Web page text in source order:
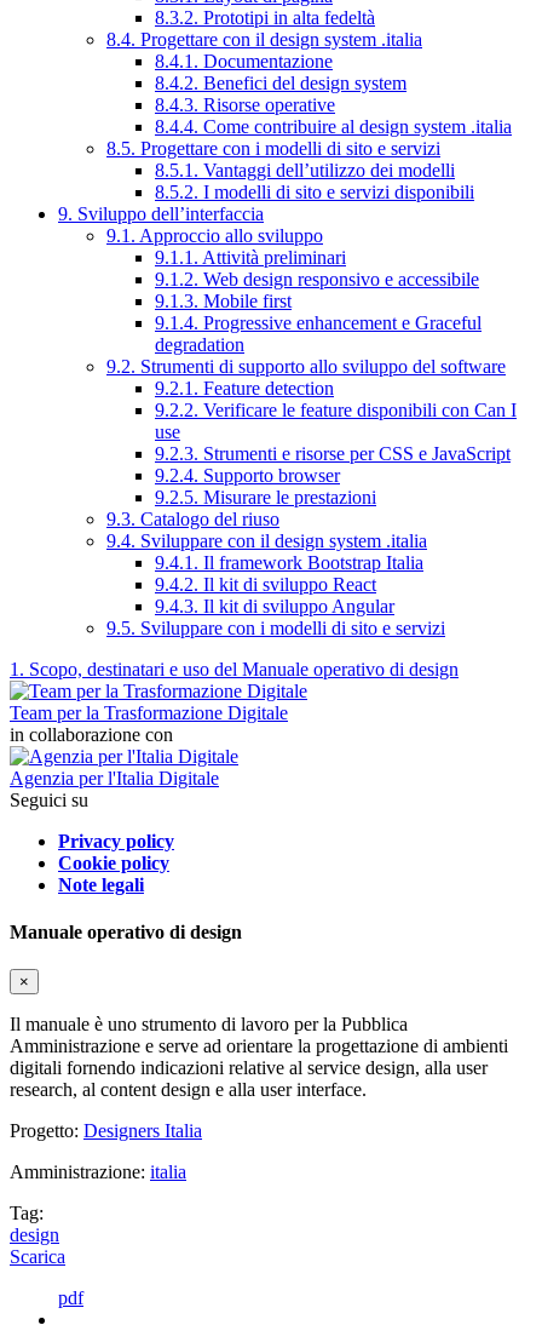
8.3.2. Prototipi in alta fedeltà
8.4. Progettare con il design system .italia
8.4.1. Documentazione
8.4.2. Benefici del design system
8.4.3. Risorse operative
8.4.4. Come contribuire al design system .italia
8.5. Progettare con i modelli di sito e servizi
8.5.1. Vantaggi dell’utilizzo dei modelli
8.5.2. I modelli di sito e servizi disponibili
9. Sviluppo dell’interfaccia
9.1. Approccio allo sviluppo
9.1.1. Attività preliminari
9.1.2. Web design responsivo e accessibile
9.1.3. Mobile first
9.1.4. Progressive enhancement e Graceful
degradation
9.2. Strumenti di supporto allo sviluppo del software
9.2.1. Feature detection
9.2.2. Verificare le feature disponibili con Can I
use
9.2.3. Strumenti e risorse per CSS e JavaScript
9.2.4. Supporto browser
9.2.5. Misurare le prestazioni
9.3. Catalogo del riuso
9.4. Sviluppare con il design system .italia
9.4.1. Il framework Bootstrap Italia
9.4.2. Il kit di sviluppo React
9.4.3. Il kit di sviluppo Angular
9.5. Sviluppare con i modelli di sito e servizi
1. Scopo, destinatari e uso del Manuale operativo di design
Team per la Trasformazione Digitale
in collaborazione con
Agenzia per l'Italia Digitale
Seguici su
Privacy policy
Cookie policy
Note legali
Manuale operativo di design
×
Il manuale è uno strumento di lavoro per la Pubblica
Amministrazione e serve ad orientare la progettazione di ambienti
digitali fornendo indicazioni relative al service design, alla user
research, al content design e alla user interface.
Progetto: Designers Italia
Amministrazione: italia
Tag:
design
Scarica
pdf